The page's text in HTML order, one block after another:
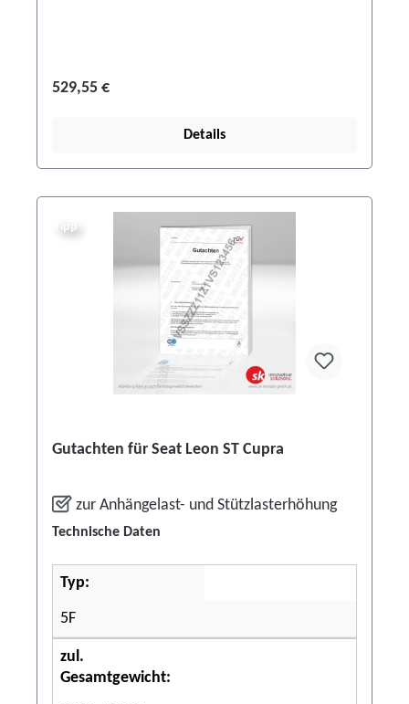
529,55 €
Details
Tipp
Gutachten für Seat Leon ST Cupra
zur Anhängelast- und Stützlasterhöhung
Technische Daten
Typ:
5F
zul.
Gesamtgewicht: